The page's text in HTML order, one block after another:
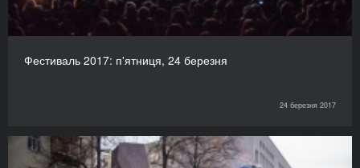
Фестиваль 2017: п'ятниця, 24 березня
24 березня 2017